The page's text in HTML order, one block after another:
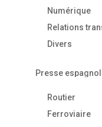
Numérique
Relations
Divers
Presse
Routier
Ferroviaire